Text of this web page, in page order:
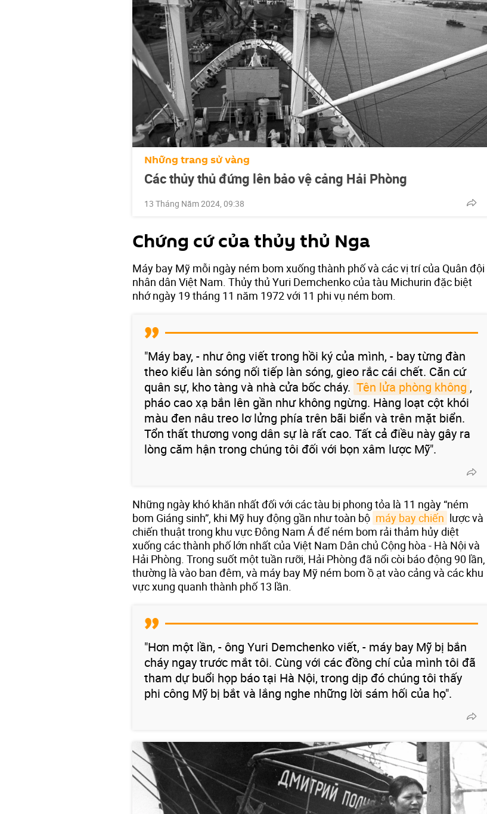
Những trang sử vàng
Các thủy thủ đứng lên bảo vệ cảng Hải Phòng
13 Tháng Năm 2024, 09:38
Chứng cứ của thủy thủ Nga
Máy bay Mỹ mỗi ngày ném bom xuống thành phố và các vị trí của Quân đội
nhân dân Việt Nam. Thủy thủ Yuri Demchenko của tàu Michurin đặc biệt
nhớ ngày 19 tháng 11 năm 1972 với 11 phi vụ ném bom.
"Máy bay, - như ông viết trong hồi ký của mình, - bay từng đàn
theo kiểu làn sóng nối tiếp làn sóng, gieo rắc cái chết. Căn cứ
quân sự, kho tàng và nhà cửa bốc cháy. Tên lửa phòng không ,
pháo cao xạ bắn lên gần như không ngừng. Hàng loạt cột khói
màu đen nâu treo lơ lửng phía trên bãi biển và trên mặt biển.
Tổn thất thương vong dân sự là rất cao. Tất cả điều này gây ra
lòng căm hận trong chúng tôi đối với bọn xâm lược Mỹ".
Những ngày khó khăn nhất đối với các tàu bị phong tỏa là 11 ngày “ném
bom Giáng sinh”, khi Mỹ huy động gần như toàn bộ máy bay chiến lược và
chiến thuật trong khu vực Đông Nam Á để ném bom rải thảm hủy diệt
xuống các thành phố lớn nhất của Việt Nam Dân chủ Cộng hòa - Hà Nội và
Hải Phòng. Trong suốt một tuần rưỡi, Hải Phòng đã nổi còi báo động 90 lần,
thường là vào ban đêm, và máy bay Mỹ ném bom ồ ạt vào cảng và các khu
vực xung quanh thành phố 13 lần.
"Hơn một lần, - ông Yuri Demchenko viết, - máy bay Mỹ bị bắn
cháy ngay trước mắt tôi. Cùng với các đồng chí của mình tôi đã
tham dự buổi họp báo tại Hà Nội, trong dịp đó chúng tôi thấy
phi công Mỹ bị bắt và lắng nghe những lời sám hối của họ".